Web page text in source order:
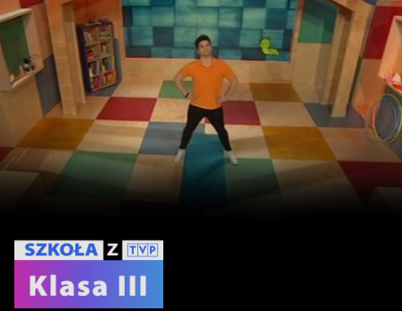
Szkoła z TVP: klasa 3